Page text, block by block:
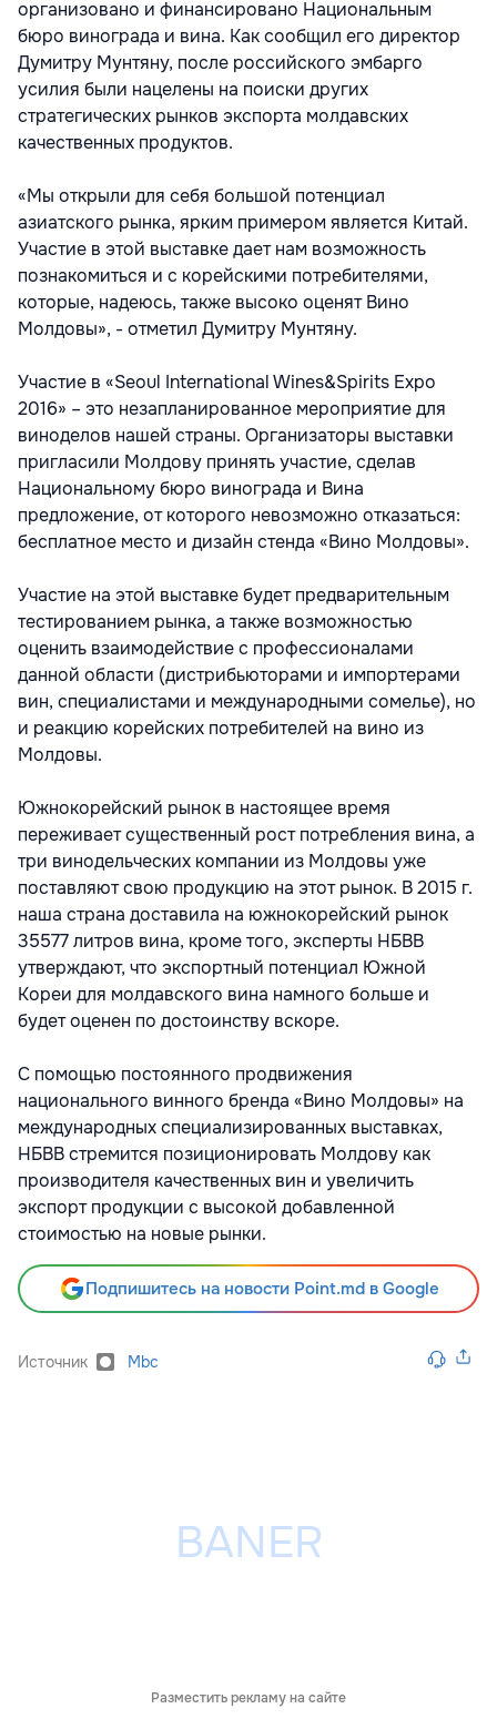
организовано и финансировано Национальным
бюро винограда и вина. Как сообщил его директор
Думитру Мунтяну, после российского эмбарго
усилия были нацелены на поиски других
стратегических рынков экспорта молдавских
качественных продуктов.
«Мы открыли для себя большой потенциал
азиатского рынка, ярким примером является Китай.
Участие в этой выставке дает нам возможность
познакомиться и с корейскими потребителями,
которые, надеюсь, также высоко оценят Вино
Молдовы», - отметил Думитру Мунтяну.
Участие в «Seoul International Wines&Spirits Expo
2016» – это незапланированное мероприятие для
виноделов нашей страны. Организаторы выставки
пригласили Молдову принять участие, сделав
Национальному бюро винограда и Вина
предложение, от которого невозможно отказаться:
бесплатное место и дизайн стенда «Вино Молдовы».
Участие на этой выставке будет предварительным
тестированием рынка, а также возможностью
оценить взаимодействие с профессионалами
данной области (дистрибьюторами и импортерами
вин, специалистами и международными сомелье), но
и реакцию корейских потребителей на вино из
Молдовы.
Южнокорейский рынок в настоящее время
переживает существенный рост потребления вина, а
три винодельческих компании из Молдовы уже
поставляют свою продукцию на этот рынок. В 2015 г.
наша страна доставила на южнокорейский рынок
35577 литров вина, кроме того, эксперты НБВВ
утверждают, что экспортный потенциал Южной
Кореи для молдавского вина намного больше и
будет оценен по достоинству вскоре.
С помощью постоянного продвижения
национального винного бренда «Вино Молдовы» на
международных специализированных выставках,
НБВВ стремится позиционировать Молдову как
производителя качественных вин и увеличить
экспорт продукции с высокой добавленной
стоимостью на новые рынки.
Подпишитесь на новости Point.md в Google
Источник Mbc
Разместить рекламу на сайте